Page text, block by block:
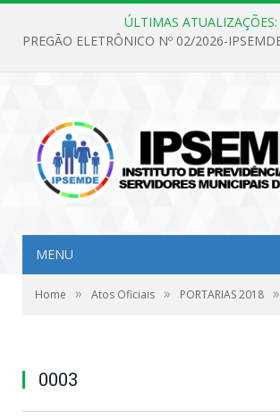
ÚLTIMAS ATUALIZAÇÕES:
MENU
Home » Atos Oficiais » PORTARIAS 2018 »
0003